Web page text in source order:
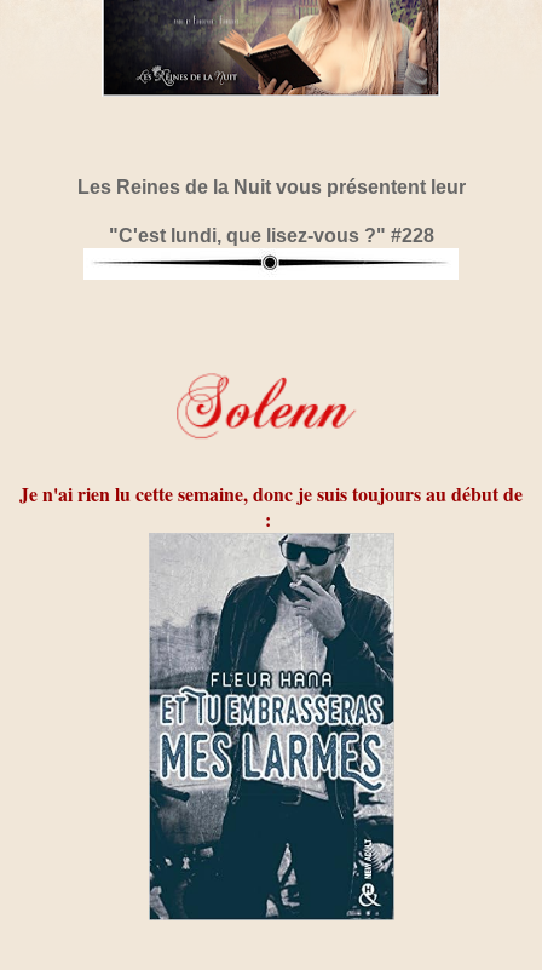
Les Reines de la Nuit vous présentent leur
"C'est lundi, que lisez-vous ?" #228
Je n'ai rien lu cette semaine, donc je suis toujours au début de
: